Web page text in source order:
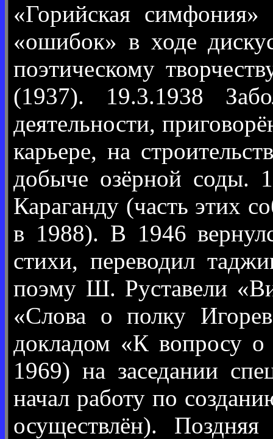
«Горийская
«ошибок» в ходе
поэтическому
(1937). 19.3.1938
деятельности,
карьере, на
добыче озёрной соды.
Караганду (часть этих
в 1988). В 1946
стихи, переводил
поэму Ш. Руставели
«Слова о полку
докладом «К вопросу о
1969) на заседании
начал работу по
осуществлён).